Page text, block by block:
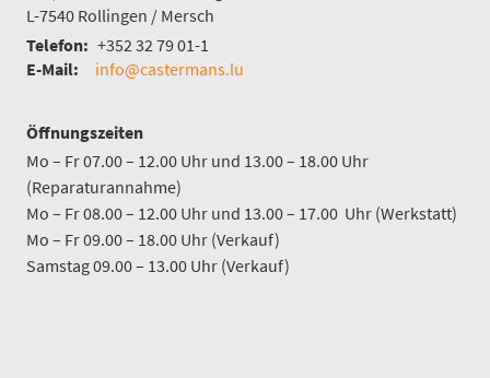
L-7540 Rollingen / Mersch
Telefon: +352 32 79 01-1
E-Mail:
info@castermans.lu
Öffnungszeiten
Mo – Fr 07.00 – 12.00 Uhr und 13.00 – 18.00 Uhr
(Reparaturannahme)
Mo – Fr 08.00 – 12.00 Uhr und 13.00 – 17.00 Uhr (Werkstatt)
Mo – Fr 09.00 – 18.00 Uhr (Verkauf)
Samstag 09.00 – 13.00 Uhr (Verkauf)